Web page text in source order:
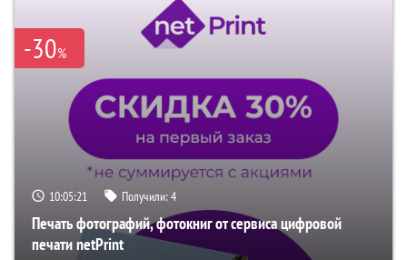
-30%
10:05:19 Получили:4
Печать фотографий, фотокниг от сервиса цифровой
печати netPrint